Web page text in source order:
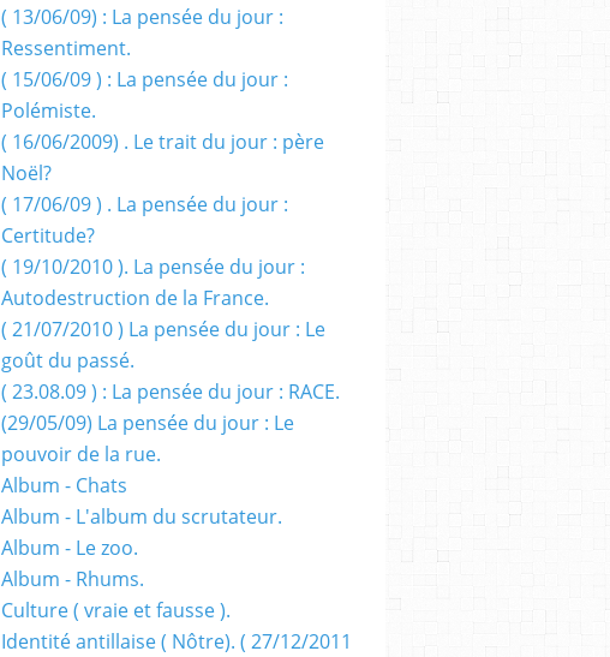
( 13/06/09) : La pensée du jour :
Ressentiment.
( 15/06/09 ) : La pensée du jour :
Polémiste.
( 16/06/2009) . Le trait du jour : père
Noël?
( 17/06/09 ) . La pensée du jour :
Certitude?
( 19/10/2010 ). La pensée du jour :
Autodestruction de la France.
( 21/07/2010 ) La pensée du jour : Le
goût du passé.
( 23.08.09 ) : La pensée du jour : RACE.
(29/05/09) La pensée du jour : Le
pouvoir de la rue.
Album - Chats
Album - L'album du scrutateur.
Album - Le zoo.
Album - Rhums.
Culture ( vraie et fausse ).
Identité antillaise ( Nôtre). ( 27/12/2011